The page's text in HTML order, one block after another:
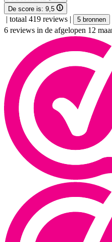
De score is: 9,5
| totaal 419 reviews | 5 bronnen
6 reviews in de afgelopen 12